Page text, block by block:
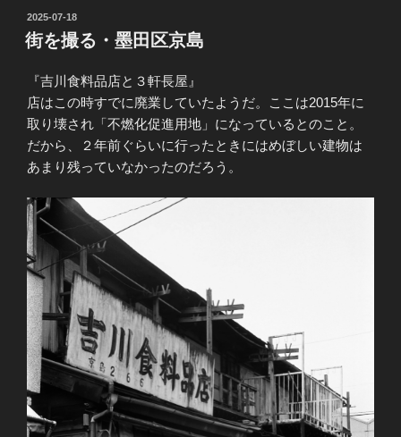
投
稿
日:
2025-07-18
街を撮る・墨田区京島
『吉川食料品店と３軒長屋』
店はこの時すでに廃業していたようだ。ここは2015年に
取り壊され「不燃化促進用地」になっているとのこと。
だから、２年前ぐらいに行ったときにはめぼしい建物は
あまり残っていなかったのだろう。